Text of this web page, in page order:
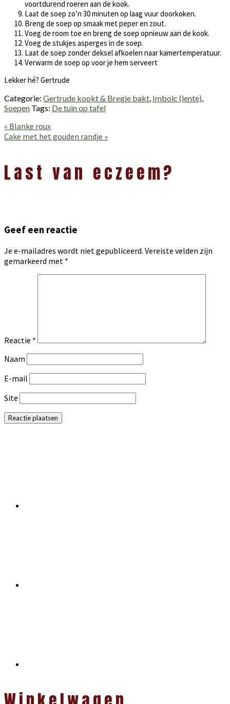
voortdurend roeren aan de kook.
Laat de soep zo’n 30 minuten op laag vuur doorkoken.
Breng de soep op smaak met peper en zout.
Voeg de room toe en breng de soep opnieuw aan de kook.
Voeg de stukjes asperges in de soep.
Laat de soep zonder deksel afkoelen naar kamertemperatuur.
Verwarm de soep op voor je hem serveert
Lekker hé? Gertrude
Categorie: Gertrude kookt & Bregje bakt, Imbolc (lente),
Soepen Tags: De tuin op tafel
Vorig
bericht:
« Blanke roux
Volgend
Cake met het gouden randje »
Interacties
Last van eczeem?
Geef een reactie
Je e-mailadres wordt niet gepubliceerd. Vereiste velden zijn
gemarkeerd met *
Reactie *
Naam
E-mail
Site